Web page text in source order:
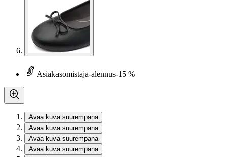
Asiakasomistaja-alennus-15 %
Avaa kuva suurempana
Avaa kuva suurempana
Avaa kuva suurempana
Avaa kuva suurempana